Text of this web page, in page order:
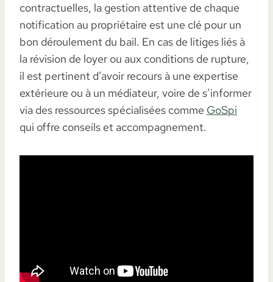
contractuelles, la gestion attentive de chaque
notification au propriétaire est une clé pour un
bon déroulement du bail. En cas de litiges liés à
la révision de loyer ou aux conditions de rupture,
il est pertinent d’avoir recours à une expertise
extérieure ou à un médiateur, voire de s’informer
via des ressources spécialisées comme GoSpi
qui offre conseils et accompagnement.